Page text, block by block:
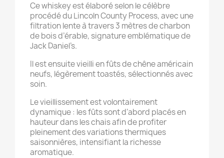
Ce whiskey est élaboré selon le célèbre
procédé du Lincoln County Process, avec une
filtration lente à travers 3 mètres de charbon
de bois d’érable, signature emblématique de
Jack Daniel’s.
Il est ensuite vieilli en fûts de chêne américain
neufs, légèrement toastés, sélectionnés avec
soin.
Le vieillissement est volontairement
dynamique : les fûts sont d’abord placés en
hauteur dans les chais afin de profiter
pleinement des variations thermiques
saisonnières, intensifiant la richesse
aromatique.